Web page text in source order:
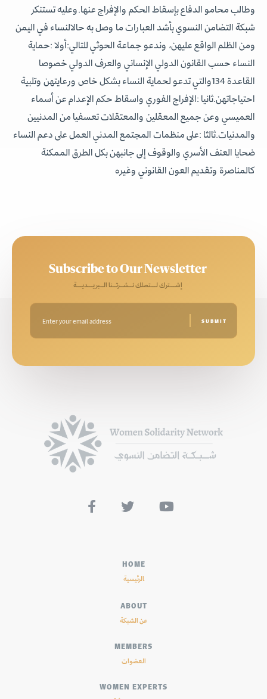
وطالب محامو الدفاع بإسقاط الحكم والإفراج عنها.وعليه تستنكر
شبكة التضامن النسوي بأشد العبارات ما وصل به حالالنساء في اليمن
ومن الظلم الواقع عليهن، وندعو جماعة الحوثي للتالي:أولا :حماية
النساء حسب القانون الدولي الإنساني والعرف الدولي خصوصا
القاعدة 134والتي تدعو لحماية النساء بشكل خاص ورعايتهن وتلبية
احتياجاتهن.ثانيا :الإفراج الفوري واسقاط حكم الإعدام عن أسماء
العميسي وعن جميع المعقلين والمعتقلات تعسفيا من المدنيين
والمدنيات.ثالثا :على منظمات المجتمع المدني العمل على دعم النساء
ضحايا العنف الأسري والوقوف إلى جانبهن بكل الطرق الممكنة
كالمناصرة وتقديم العون القانوني وغيره
Subscribe to Our Newsletter
إشـــترك لـــتصلك نــشــرتــنا الــبريـــديـــة
  
HOME
الرئيسية
ABOUT
عن الشبكة
MEMBERS
العضوات
WOMEN EXPERTS